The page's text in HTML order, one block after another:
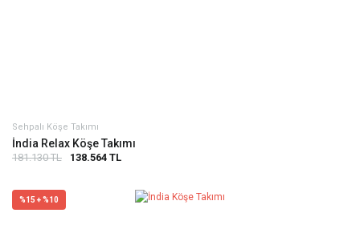
Sehpalı Köşe Takımı
İndia Relax Köşe Takımı
181.130 TL 138.564 TL
%15 + %10